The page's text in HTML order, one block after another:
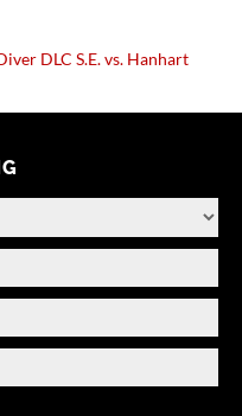
DLC S.E. vs. Hanhart